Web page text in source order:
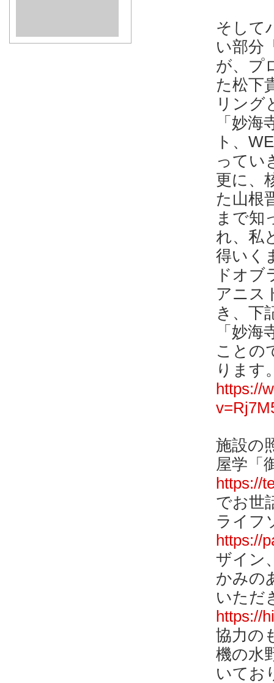
そして
い部分
が、プ
た松下
リング
「妙
ト、
ってい
更に、
た山根
まで知
れ、私
得いく
ドオ
アニス
き、下
「妙
ことの
ります
https://
施設の
屋学「
https://
でお世
ライフ
https://
ザイン
かみの
いただ
https://
協力の
機の水
いてお